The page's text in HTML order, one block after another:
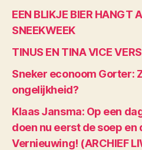
EEN BLIKJE BIER HANGT
SNEEKWEEK
TINUS EN TINA VICE
Sneker econoom Gorter:
ongelijkheid?
Klaas Jansma: Op een
doen nu eerst de soep en
Vernieuwing! (ARCHIEF